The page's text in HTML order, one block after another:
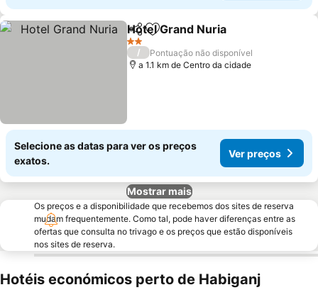
PartilharAdicionar aos favoritos
Hotel Grand Nuria
2 Estrelas
/
Pontuação não disponível
a 1.1 km de Centro da cidade
Selecione as datas para ver os preços
exatos.
Ver preços
Mostrar mais
Os preços e a disponibilidade que recebemos dos sites de reserva
mudam frequentemente. Como tal, pode haver diferenças entre as
ofertas que consulta no trivago e os preços que estão disponíveis
nos sites de reserva.
Hotéis económicos perto de Habiganj